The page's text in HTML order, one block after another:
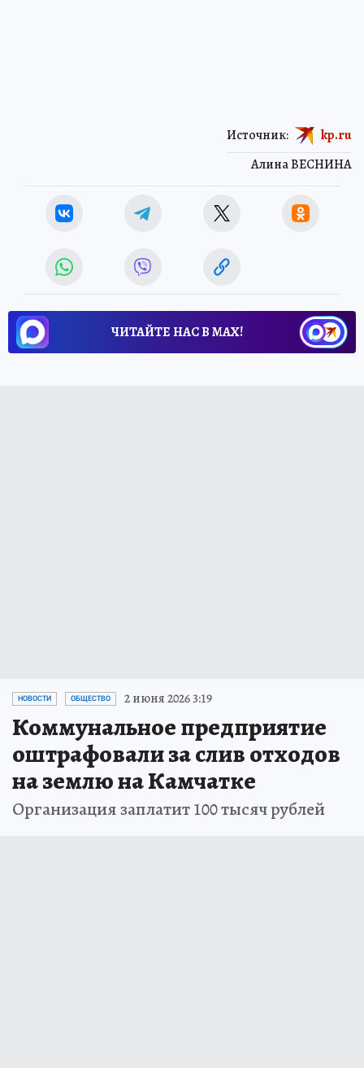
Алина ВЕСНИНА
Источник: kp.ru
ЧИТАЙТЕ НАС В МАХ!
НОВОСТИ ОБЩЕСТВО 2 июня 2026 3:19
Коммунальное предприятие
оштрафовали за слив отходов
на землю на Камчатке
Организация заплатит 100 тысяч рублей